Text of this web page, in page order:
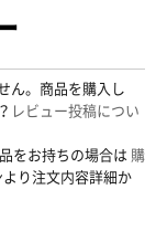
ん。商品を購入し
レビュー投稿につい
をお持ちの場合は 購
り注文内容詳細か